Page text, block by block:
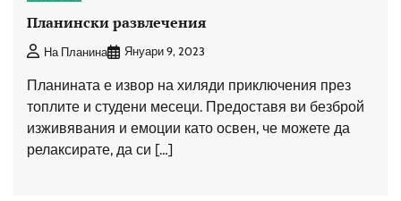
Планински развлечения
На Планина Януари 9, 2023
Планината е извор на хиляди приключения през
топлите и студени месеци. Предоставя ви безброй
изживявания и емоции като освен, че можете да
релаксирате, да си […]